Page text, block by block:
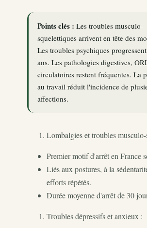
Points clés : Les troubles musculo-
squelettiques arrivent en tête des
Les troubles psychiques
ans. Les pathologies digestives,
circulatoires restent fréquentes. La
au travail réduit l'incidence de
affections.
Lombalgies et troubles
Premier motif d'arrêt en France
Liés aux postures, à la
efforts répétés.
Durée moyenne d'arrêt de 30
Troubles dépressifs et anxieux :